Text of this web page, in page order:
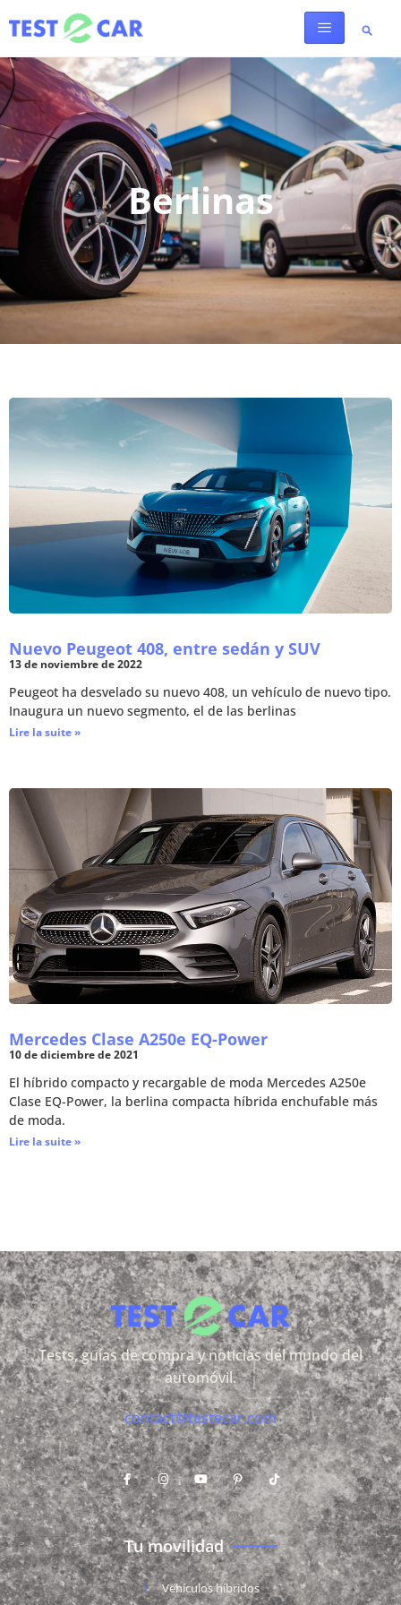
Berlinas
Nuevo Peugeot 408, entre sedán y SUV
13 de noviembre de 2022
Peugeot ha desvelado su nuevo 408, un vehículo de nuevo tipo.
Inaugura un nuevo segmento, el de las berlinas
Lire la suite »
Mercedes Clase A250e EQ-Power
10 de diciembre de 2021
El híbrido compacto y recargable de moda Mercedes A250e
Clase EQ-Power, la berlina compacta híbrida enchufable más
de moda.
Lire la suite »
Tests, guías de compra y noticias del mundo del
automóvil.
contact@testecar.com
Tu movilidad
Vehículos híbridos